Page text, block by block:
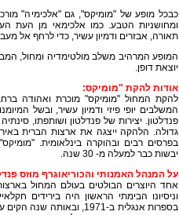
כבכל מופע של "מומיקס", גם "אלכימיה"
ומחושניות הטבע. כמו אלכימאי מן העת
תאורה, אבזרים ודמיון עשיר, כדי לרחף אל
המופע המרהיב משלב מולטימדיה ומחול,
יוצאת דופן.
אודות להקת "מומיקס:
להקת המחול "מומיקס" מוכרת ואהודה
המשלבים יופי פיזי ודמיון עשיר, ובשל
פנדלטון. יצירות של פנדלטון ושותפתו,
גדולה. הלהקה ייצגה את ארצות הברית
בפרסים רבים ובהוקרה בינלאומית.
יבשות כבר למעלה מ- 30 שנה.
על המנהל האמנותי והכוריאוגרף מוזס
וניסיונו הבימתי הראשון היה בירידים
בספרות אנגלית ב-1971,